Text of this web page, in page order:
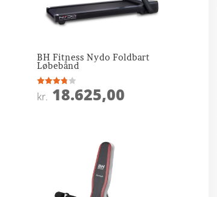
BH Fitness Nydo Foldbart
Løbebånd
Vurderet
3.8
kr. 18.625,00